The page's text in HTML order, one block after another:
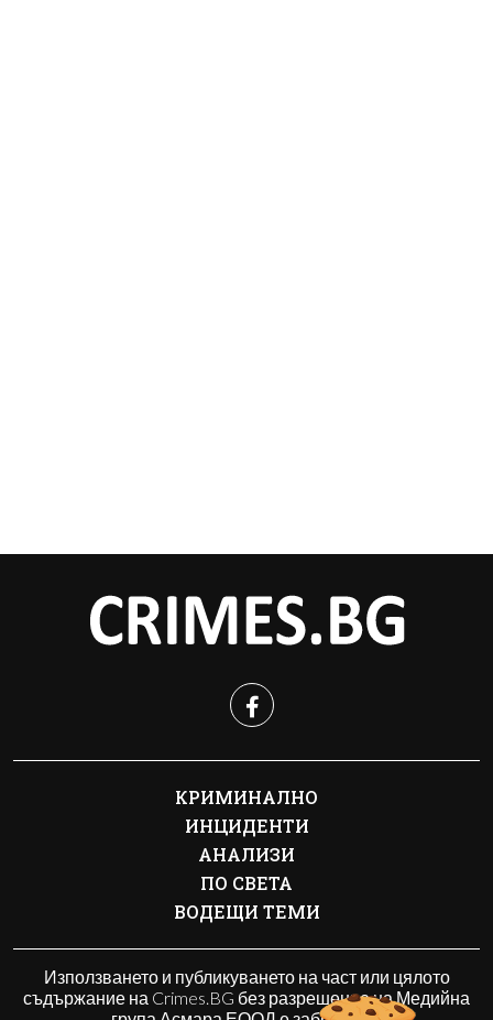
КРИМИНАЛНО
ИНЦИДЕНТИ
АНАЛИЗИ
ПО СВЕТА
ВОДЕЩИ ТЕМИ
Използването и публикуването на част или цялото
съдържание на Crimes.BG без разрешение на Медийна